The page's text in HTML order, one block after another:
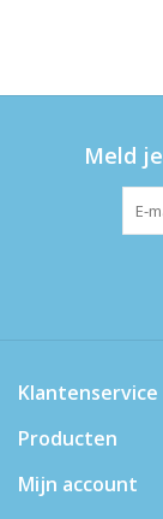
Meld
Klantenservice
Producten
Mijn account